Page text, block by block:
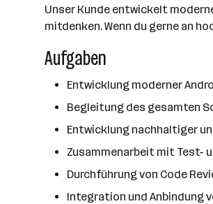
Unser Kunde entwickelt
mitdenken. Wenn du gerne an
Aufgaben
Entwicklung moderner
Begleitung des gesamten
Entwicklung nachhaltiger
Zusammenarbeit mit Test-
Durchführung von Code
Integration und Anbindung